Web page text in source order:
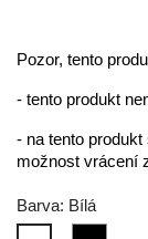
Pozor, tento
- tento produkt
- na tento
možnost vrácení
Barva: Bílá